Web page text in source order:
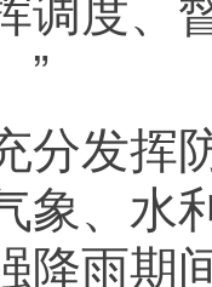
”
发挥防
象、水
降雨期